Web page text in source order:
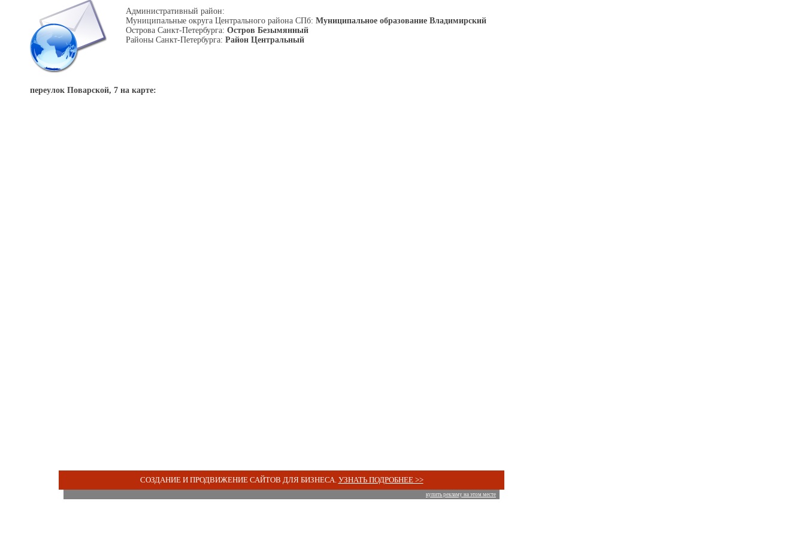
Административный район:
Муниципальные округа Центрального района СПб: Муниципальное образование Владимирский
Острова Санкт-Петербурга: Остров Безымянный
Районы Санкт-Петербурга: Район Центральный
переулок Поварской, 7 на карте:
СОЗДАНИЕ И ПРОДВИЖЕНИЕ САЙТОВ ДЛЯ БИЗНЕСА. УЗНАТЬ ПОДРОБНЕЕ >>
купить рекламу на этом месте